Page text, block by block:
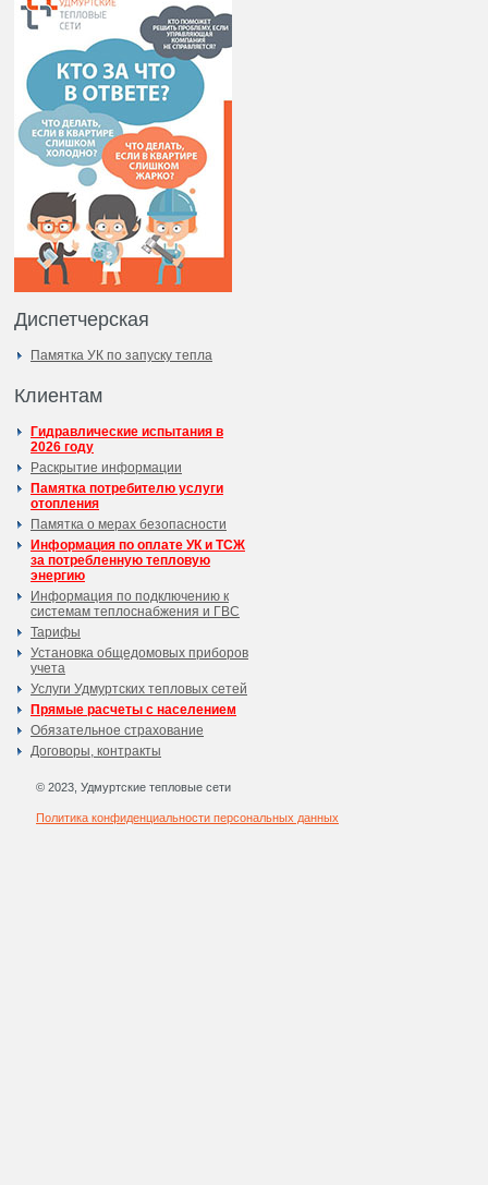
Диспетчерская
Памятка УК по запуску тепла
Клиентам
Гидравлические испытания в
2026 году
Раскрытие информации
Памятка потребителю услуги
отопления
Памятка о мерах безопасности
Информация по оплате УК и ТСЖ
за потребленную тепловую
энергию
Информация по подключению к
системам теплоснабжения и ГВС
Тарифы
Установка общедомовых приборов
учета
Услуги Удмуртских тепловых сетей
Прямые расчеты с населением
Обязательное страхование
Договоры, контракты
© 2023, Удмуртские тепловые сети
Политика конфиденциальности персональных данных